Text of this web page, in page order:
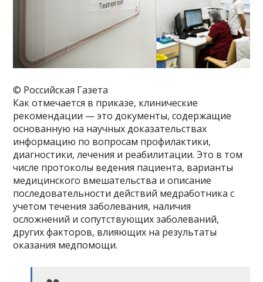
© Российская Газета
Как отмечается в приказе, клинические
рекомендации — это документы, содержащие
основанную на научных доказательствах
информацию по вопросам профилактики,
диагностики, лечения и реабилитации. Это в том
числе протоколы ведения пациента, варианты
медицинского вмешательства и описание
последовательности действий медработника с
учетом течения заболевания, наличия
осложнений и сопутствующих заболеваний,
других факторов, влияющих на результаты
оказания медпомощи.